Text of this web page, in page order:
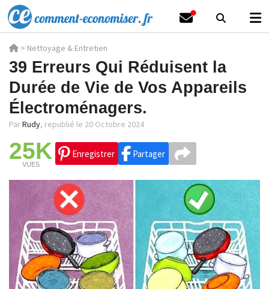
> Nettoyage & Entretien
39 Erreurs Qui Réduisent la
Durée de Vie de Vos Appareils
Électroménagers.
ParRudy, republié le 20 Octobre 2024
25K
VUES
Enregistrer Partager